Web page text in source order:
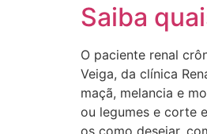
Saiba
O paciente renal
Veiga, da clínica
maçã, melancia e
ou legumes e corte
os como desejar,